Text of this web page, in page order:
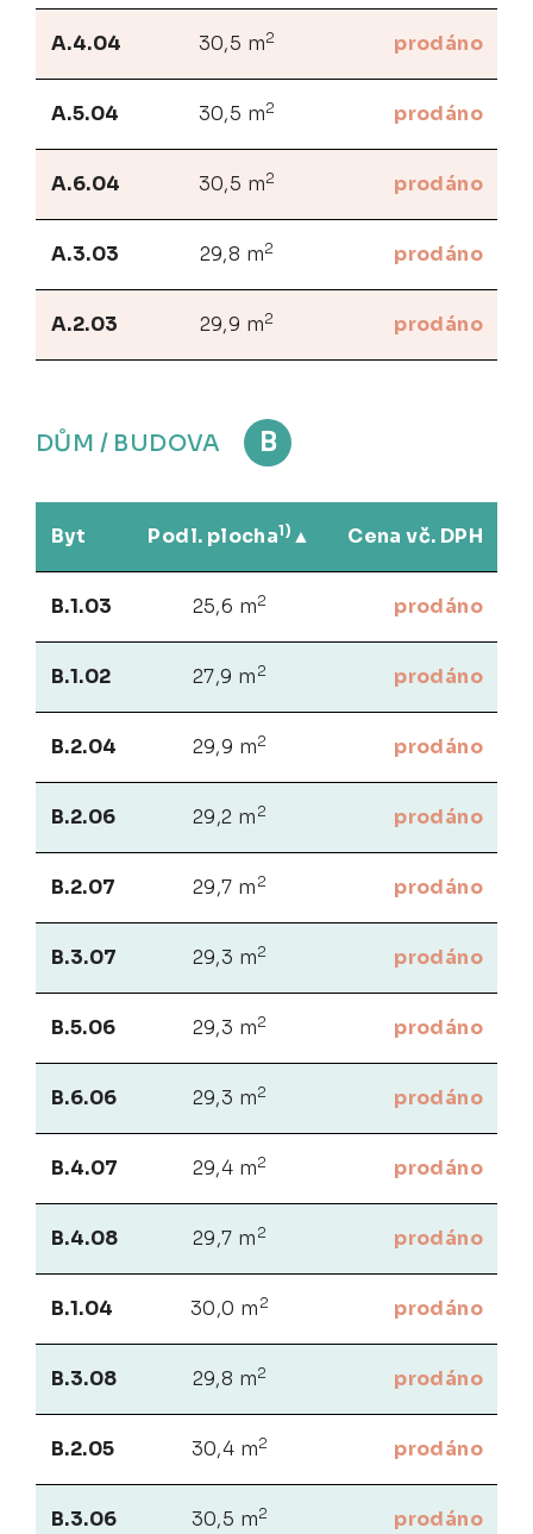
A.4.04 30,5 m2 prodáno
A.5.04 30,5 m2 prodáno
A.6.04 30,5 m2 prodáno
A.3.03 29,8 m2 prodáno
A.2.03 29,9 m2 prodáno
DŮM / BUDOVA B
Byt Podl. plocha1) Cena vč. DPH
B.1.03 25,6 m2 prodáno
B.1.02 27,9 m 2 prodáno
B.2.04 29,9 m2 prodáno
B.2.06 29,2 m 2 prodáno
B.2.07 29,7 m 2 prodáno
B.3.07 29,3 m2 prodáno
B.5.06 29,3 m2 prodáno
B.6.06 29,3 m2 prodáno
B.4.07 29,4 m2 prodáno
B.4.08 29,7 m 2 prodáno
B.1.04 30,0 m 2 prodáno
B.3.08 29,8 m2 prodáno
B.2.05 30,4 m2 prodáno
B.3.06 30,5 m2 prodáno